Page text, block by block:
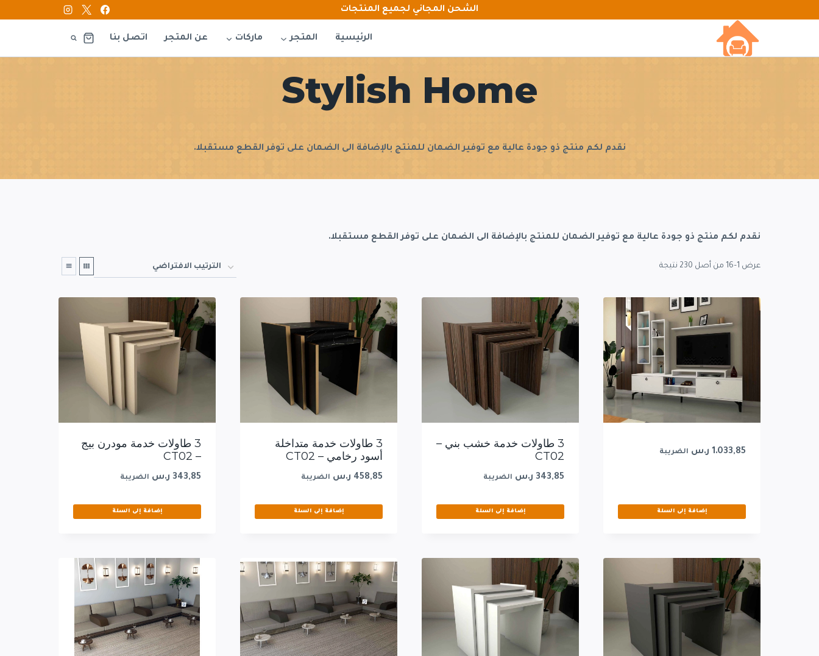
الشحن المجاني لجميع المنتجات
الرئيسية المتجر ماركات عن المتجر اتصل بنا
Stylish Home
نقدم لكم منتج ذو جودة عالية مع توفير الضمان للمنتج بالإضافة الى الضمان على توفر القطع مستقبلا.
نقدم لكم منتج ذو جودة عالية مع توفير الضمان للمنتج بالإضافة الى الضمان على توفر القطع مستقبلا.
عرض 1–16 من أصل 230 نتيجة
1.033,85 ر.س الضريبة
إضافة إلى السلة
3 طاولات خدمة خشب بني –
CT02
343,85 ر.س الضريبة
إضافة إلى السلة
3 طاولات خدمة متداخلة
أسود رخامي – CT02
458,85 ر.س الضريبة
إضافة إلى السلة
3 طاولات خدمة مودرن بيج
– CT02
343,85 ر.س الضريبة
إضافة إلى السلة